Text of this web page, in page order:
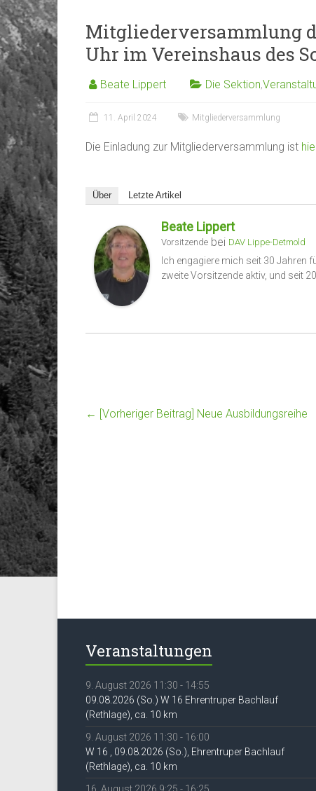
Mitgliederversammlung
Uhr im Vereinshaus des
Beate Lippert Die Sektion,
11. April 2024 Mitgliederversammlung
Die Einladung zur Mitgliederversammlung ist
Über Letzte Artikel
Beate Lippert
Vorsitzende bei DAV Lippe-Detmold
Ich engagiere mich seit 30 Jahren
zweite Vorsitzende aktiv, und seit
← [Vorheriger Beitrag] Neue Ausbildungsreihe
Veranstaltungen
9. August 2026 11:30 - 14:55
09.08.2026 (So.) W 16 Ehrentruper Bachlauf
(Rethlage), ca. 10 km
9. August 2026 11:30 - 16:00
W 16 , 09.08.2026 (So.), Ehrentruper Bachlauf
(Rethlage), ca. 10 km